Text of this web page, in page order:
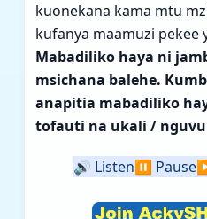
kuonekana kama mtu
kufanya maamuzi pekee
Mabadiliko haya ni
msichana balehe.
anapitia mabadiliko
tofauti na ukali /
🔊 Listen⏸️ Pause